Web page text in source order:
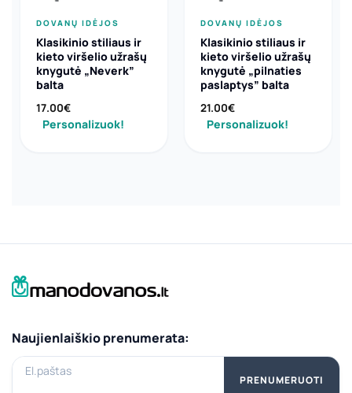
DOVANŲ IDĖJOS
Klasikinio stiliaus ir
kieto viršelio užrašų
knygutė „Neverk”
balta
17.00€
Personalizuok!
DOVANŲ IDĖJOS
Klasikinio stiliaus ir
kieto viršelio užrašų
knygutė „pilnaties
paslaptys” balta
21.00€
Personalizuok!
Naujienlaiškio prenumerata:
El.paštas
PRENUMERUOTI